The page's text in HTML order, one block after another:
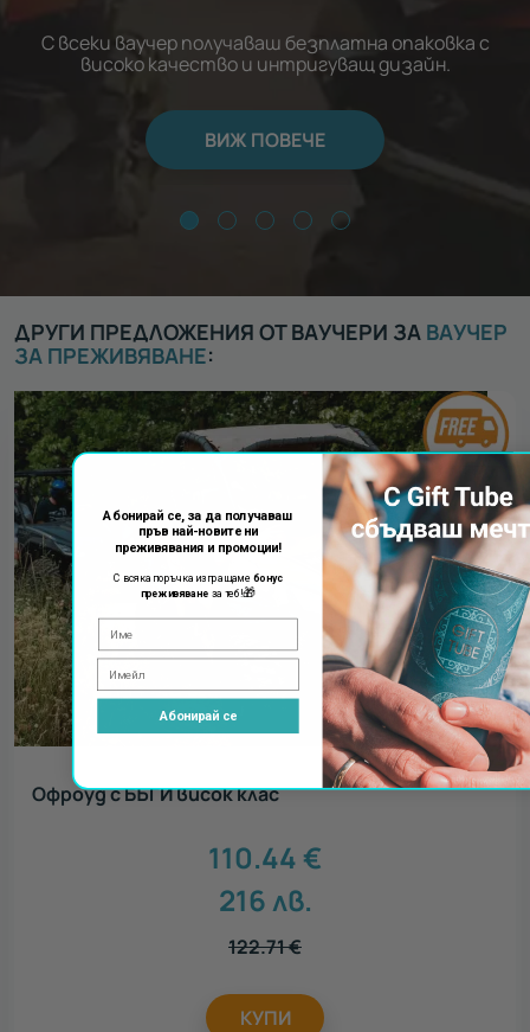
С всеки ваучер получаваш безплатна опаковка с
високо качество и интригуващ дизайн.
ВИЖ ПОВЕЧЕ
ДРУГИ ПРЕДЛОЖЕНИЯ ОТ ВАУЧЕРИ ЗА ВАУЧЕР
ЗА ПРЕЖИВЯВАНЕ:
Офроуд с БЪГИ висок клас
110.44€
216лв.
122.71€
КУПИ
Абонирай се, за да получаваш
пръв най-новите ни
преживявания и промоции!
С всяка поръчка изпращаме бонус
преживяванеза теб!🎁
Абонирай се